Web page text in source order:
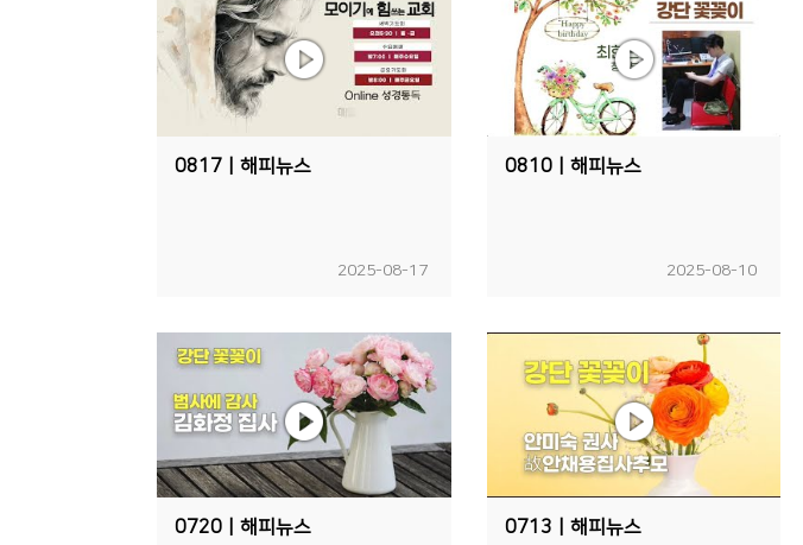
0817ㅣ해피뉴스
2025-08-17
0810ㅣ해피뉴스
2025-08-10
0720ㅣ해피뉴스 0713ㅣ해피뉴스